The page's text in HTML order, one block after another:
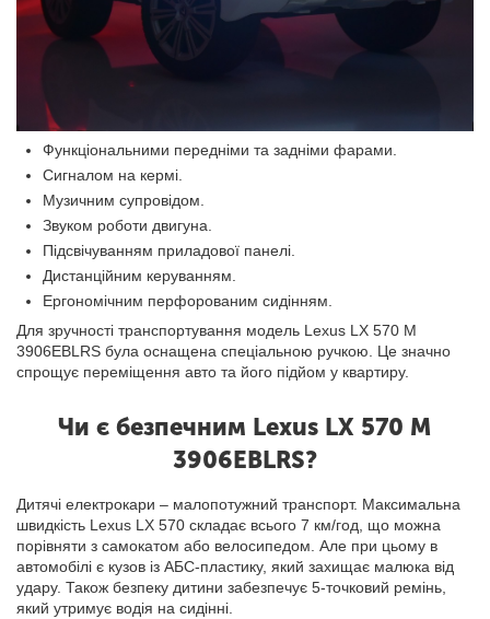
Функціональними передніми та задніми фарами.
Сигналом на кермі.
Музичним супровідом.
Звуком роботи двигуна.
Підсвічуванням приладової панелі.
Дистанційним керуванням.
Ергономічним перфорованим сидінням.
Для зручності транспортування модель Lexus LX 570 M
3906EBLRS була оснащена спеціальною ручкою. Це значно
спрощує переміщення авто та його підйом у квартиру.
Чи є безпечним Lexus LX 570 M
3906EBLRS?
Дитячі електрокари – малопотужний транспорт. Максимальна
швидкість Lexus LX 570 складає всього 7 км/год, що можна
порівняти з самокатом або велосипедом. Але при цьому в
автомобілі є кузов із АБС-пластику, який захищає малюка від
удару. Також безпеку дитини забезпечує 5-точковий ремінь,
який утримує водія на сидінні.